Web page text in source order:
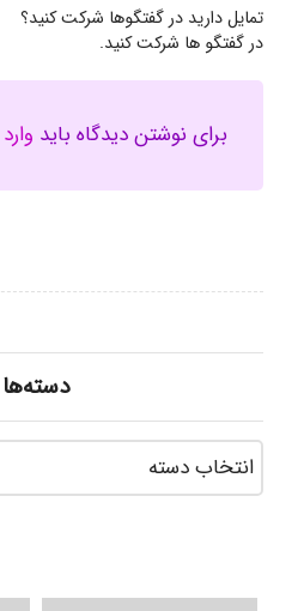
تمایل دارید در گفتگوها شرکت کنید؟
در گفتگو ها شرکت کنید.
برای نوشتن دیدگاه باید وارد
دسته‌ها